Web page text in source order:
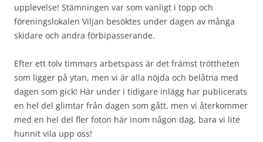
upplevelse! Stämningen var som vanligt i topp och
föreningslokalen Viljan besöktes under dagen av många
skidare och andra förbipasserande.
Efter ett tolv timmars arbetspass är det främst tröttheten
som ligger på ytan, men vi är alla nöjda och belåtna med
dagen som gick! Här under i tidigare inlägg har publicerats
en hel del glimtar från dagen som gått, men vi återkommer
med en hel del fler foton här inom någon dag, bara vi lite
hunnit vila upp oss!